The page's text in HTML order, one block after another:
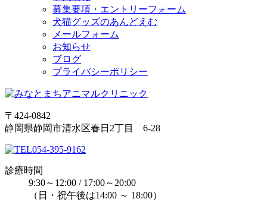
募集要項・エントリーフォーム
犬猫グッズのあんどえむ
メールフォーム
お知らせ
ブログ
プライバシーポリシー
〒424-0842
静岡県静岡市清水区春日2丁目 6-28
054-395-9162
診療時間
9:30～12:00 / 17:00～20:00
（日・祝午後は14:00 ～ 18:00）